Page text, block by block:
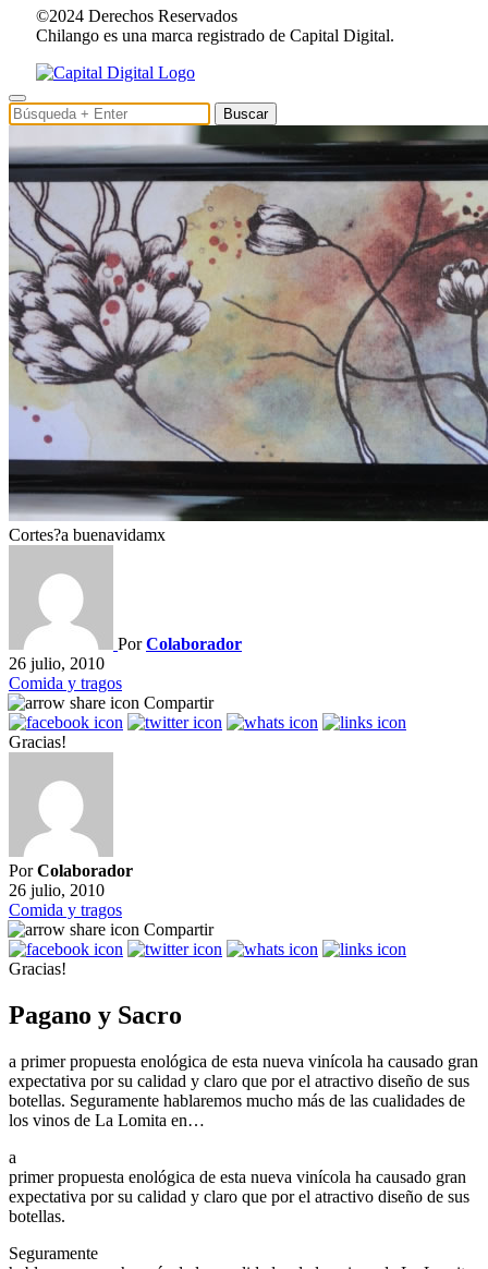
©2024 Derechos Reservados
Chilango es una marca registrado de Capital Digital.
Buscar
Cortes?a buenavidamx
PorColaborador
26 julio, 2010
Comida y tragos
Compartir
Gracias!
PorColaborador
26 julio, 2010
Comida y tragos
Compartir
Gracias!
Pagano y Sacro
a primer propuesta enológica de esta nueva vinícola ha causado gran
expectativa por su calidad y claro que por el atractivo diseño de sus
botellas. Seguramente hablaremos mucho más de las cualidades de
los vinos de La Lomita en…
a
primer propuesta enológica de esta nueva vinícola ha causado gran
expectativa por su calidad y claro que por el atractivo diseño de sus
botellas.
Seguramente